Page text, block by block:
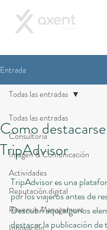
Entrada
Todas las entradas
Consultoria
Imagen & Comunicación
Actividades
Reputación digital
Revenue Management
Innovación
Todas las entradas
Como
TripAdvisor
TripAdvisor es una
por los viajeros antes de
Descubrí aqui algunos
destacar la publicación de